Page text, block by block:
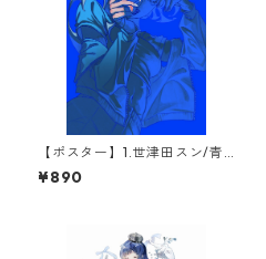
【ポスター】1.世津田スン/青
り
¥890